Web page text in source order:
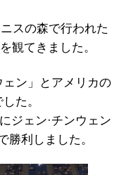
スの森で行われた
観てきました。
ン」とアメリカの
た。
ジェン·チンウェン
勝利しました。